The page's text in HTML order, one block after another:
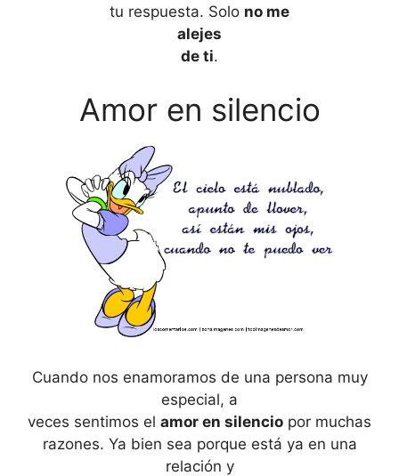
tu respuesta. Solo no me
alejes
de ti.
Amor en silencio
Cuando nos enamoramos de una persona muy
especial, a
veces sentimos el amor en silencio por muchas
razones. Ya bien sea porque está ya en una
relación y